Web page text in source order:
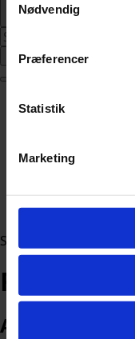
Nødvendig
Præferencer
Statistik
Marketing
Abonnér
Nyheder
Livsstil
Økonomi
Sektion
Retten i
Arkiv